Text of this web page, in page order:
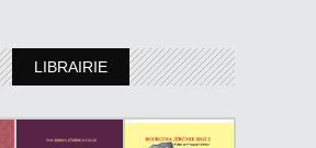
LIBRAIRIE